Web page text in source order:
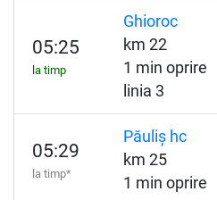
05:25
la timp
Ghioroc
km 22
1 min oprire
linia 3
05:29
la timp*
Păuliș hc
km 25
1 min oprire